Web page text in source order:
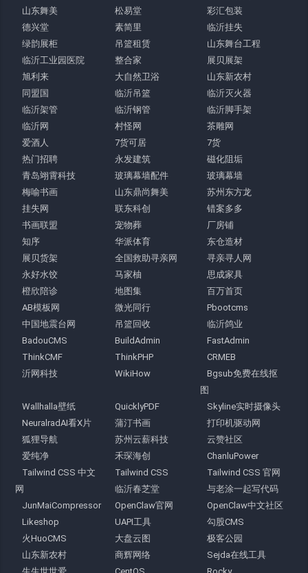
山东舞美
松易堂
彩汇包装
德兴堂
素简里
临沂挂失
绿韵展柜
吊篮租赁
山东舞台工程
临沂工业园医院
整合家
展贝展架
旭利来
大自然卫浴
山东新农村
同盟国
临沂吊篮
临沂灭火器
临沂架管
临沂钢管
临沂脚手架
临沂网
村怪网
茶雕网
爱酒人
7货可居
7货
热门招聘
永发建筑
磁化阻垢
青岛翊霄科技
玻璃幕墙配件
玻璃幕墙
梅喻书画
山东鼎尚舞美
苏州东方龙
挂失网
联东科创
错案多多
书画联盟
宠物葬
厂房铺
知序
华派体育
东仓造材
展贝货架
全国救助寻亲网
寻亲寻人网
永好水饺
马家柚
思成家具
橙欣陪诊
地图集
百万首页
AB模板网
微光同行
Pbootcms
中国地震台网
吊篮回收
临沂鸽业
BadouCMS
BuildAdmin
FastAdmin
ThinkCMF
ThinkPHP
CRMEB
沂网科技
WikiHow
Bgsub免费在线抠
图
Wallhalla壁纸
QuicklyPDF
Skyline实时摄像头
NeuralradAI看X片
蒲汀书画
打印机驱动网
狐狸导航
苏州云薪科技
云赞社区
爱纯净
禾琛海创
ChanluPower
Tailwind CSS 中文
网
Tailwind CSS
Tailwind CSS 官网
临沂春芝堂
与老涂一起写代码
JunMaiCompressor
OpenClaw官网
OpenClaw中文社区
Likeshop
UAPI工具
勾股CMS
火HuoCMS
大盘云图
极客公园
山东新农村
商辉网络
Sejda在线工具